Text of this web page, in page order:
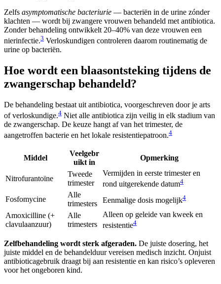
Zelfs asymptomatische bacteriurie — bacteriën in de urine zónder
klachten — wordt bij zwangere vrouwen behandeld met antibiotica.
Zonder behandeling ontwikkelt 20–40% van deze vrouwen een
nierinfectie.3 Verloskundigen controleren daarom routinematig de
urine op bacteriën.
Hoe wordt een blaasontsteking tijdens de
zwangerschap behandeld?
De behandeling bestaat uit antibiotica, voorgeschreven door je arts
of verloskundige.4 Niet alle antibiotica zijn veilig in elk stadium van
de zwangerschap. De keuze hangt af van het trimester, de
aangetroffen bacterie en het lokale resistentiepatroon.4
Middel
Veelgebr
uikt in
Opmerking
Nitrofurantoïne
Tweede
trimester
Vermijden in eerste trimester en
rond uitgerekende datum4
Fosfomycine
Alle
trimesters
Eenmalige dosis mogelijk4
Amoxicilline (+
clavulaanzuur)
Alle
trimesters
Alleen op geleide van kweek en
resistentie4
Zelfbehandeling wordt sterk afgeraden. De juiste dosering, het
juiste middel en de behandelduur vereisen medisch inzicht. Onjuist
antibioticagebruik draagt bij aan resistentie en kan risico’s opleveren
voor het ongeboren kind.